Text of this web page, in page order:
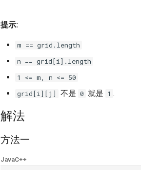
提示:
m == grid.length
n == grid[i].length
1 <= m, n <= 50
grid[i][j]
不是 0 就是 1 .
解法
方法一
JavaC++